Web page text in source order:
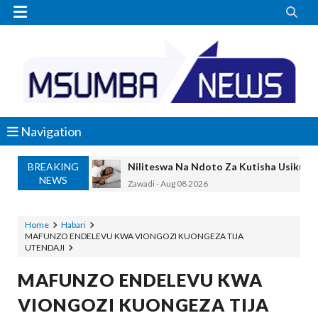
 
Navigation
BREAKING
NEWS
Nilinusurika Jela Kwa Dhuluma, Mpaka
Zawadi -Aug 08 2026
MGALU APONGEZA HATUA ZA
WMA YAPONGEZWA KWA
OKULY BLOG- Aug 08 2026
TBS Yaendelea Kutoa Elimu Ya
Home
Habari
MAFUNZO ENDELEVU KWA VIONGOZI KUONGEZA TIJA
UTENDAJI
MAFUNZO ENDELEVU KWA
VIONGOZI KUONGEZA TIJA